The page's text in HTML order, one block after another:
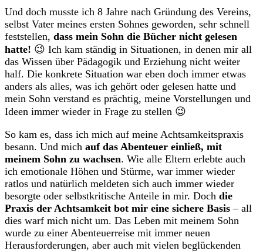
Und doch musste ich 8 Jahre nach Gründung des Vereins,
selbst Vater meines ersten Sohnes geworden, sehr schnell
feststellen, dass mein Sohn die Bücher nicht gelesen
hatte! 😉 Ich kam ständig in Situationen, in denen mir all
das Wissen über Pädagogik und Erziehung nicht weiter
half. Die konkrete Situation war eben doch immer etwas
anders als alles, was ich gehört oder gelesen hatte und
mein Sohn verstand es prächtig, meine Vorstellungen und
Ideen immer wieder in Frage zu stellen 😉
So kam es, dass ich mich auf meine Achtsamkeitspraxis
besann. Und mich auf das Abenteuer einließ, mit
meinem Sohn zu wachsen. Wie alle Eltern erlebte auch
ich emotionale Höhen und Stürme, war immer wieder
ratlos und natürlich meldeten sich auch immer wieder
besorgte oder selbstkritische Anteile in mir. Doch die
Praxis der Achtsamkeit bot mir eine sichere Basis – all
dies warf mich nicht um. Das Leben mit meinem Sohn
wurde zu einer Abenteuerreise mit immer neuen
Herausforderungen, aber auch mit vielen beglückenden